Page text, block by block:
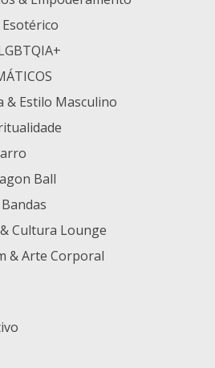
& Estilo Masculino
Ball
Cultura Lounge
& Arte Corporal